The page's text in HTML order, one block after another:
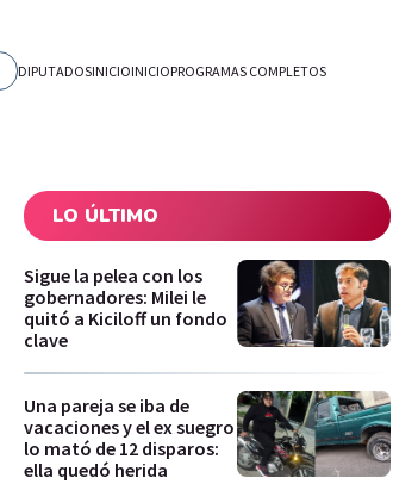
DIPUTADOSINICIOINICIOPROGRAMAS COMPLETOS
LO ÚLTIMO
Sigue la pelea con los
gobernadores: Milei le
quitó a Kiciloff un fondo
clave
Una pareja se iba de
vacaciones y el ex suegro
lo mató de 12 disparos:
ella quedó herida